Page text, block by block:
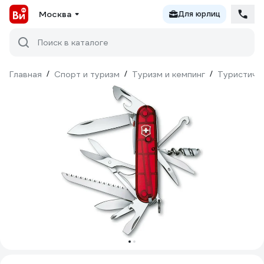
Москва Для юрлиц
Поиск в каталоге
Главная / Спорт и туризм / Туризм и кемпинг /